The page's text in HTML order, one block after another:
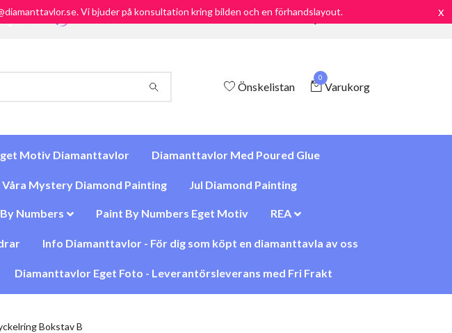
x
Vi bjuder på konsultation kring bilden och en förhandslayout.
Frakt endast 69:-/ Snabb leverans / Nöjd kund Garanti
Önskelistan
0
Varukorg
Motiv Diamanttavlor Diamanttavlor Med Poured Glue
Våra Mystery Diamond Painting Jul Diamond Painting
Numbers Paint By Numbers Eget Motiv REA
Info Diamanttavlor - För dig som köpt en diamanttavla av oss
Diamanttavlor Eget Foto - Leverantörsleverans med Fri Frakt
Bokstav B